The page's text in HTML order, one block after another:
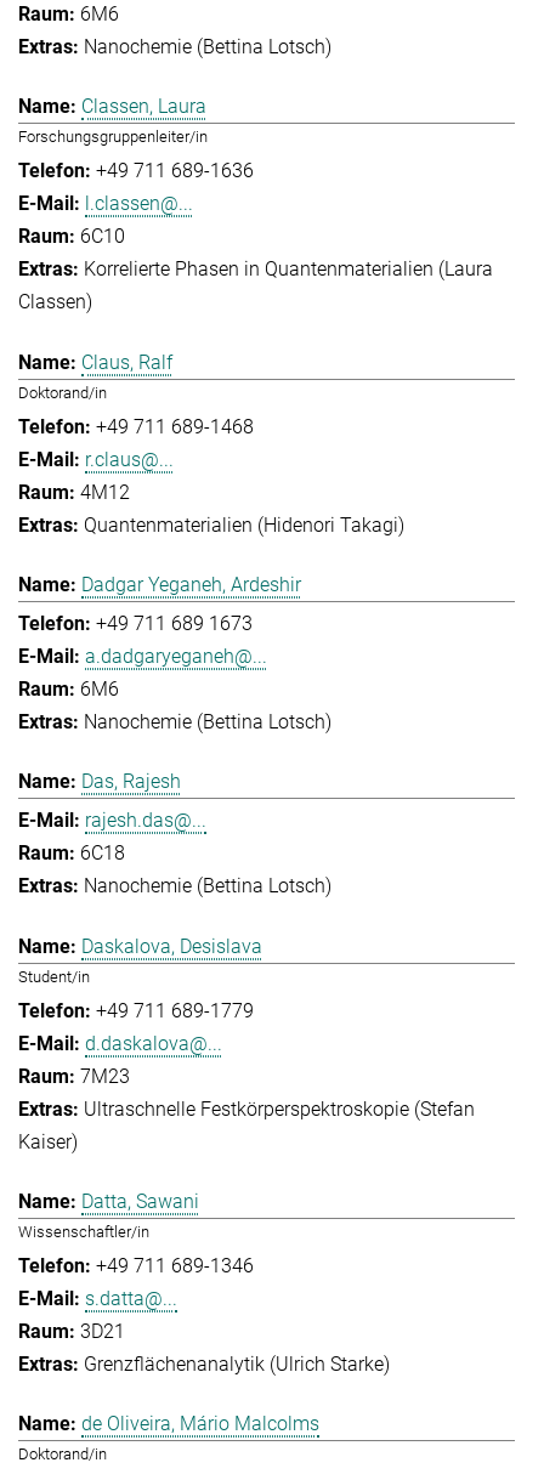
6M6
Nanochemie (Bettina Lotsch)
Classen, Laura
Forschungsgruppenleiter/in
+49 711 689-1636
l.classen@...
6C10
Korrelierte Phasen in Quantenmaterialien (Laura
Classen)
Claus, Ralf
Doktorand/in
+49 711 689-1468
r.claus@...
4M12
Quantenmaterialien (Hidenori Takagi)
Dadgar Yeganeh, Ardeshir
+49 711 689 1673
a.dadgaryeganeh@...
6M6
Nanochemie (Bettina Lotsch)
Das, Rajesh
rajesh.das@...
6C18
Nanochemie (Bettina Lotsch)
Daskalova, Desislava
Student/in
+49 711 689-1779
d.daskalova@...
7M23
Ultraschnelle Festkörperspektroskopie (Stefan
Kaiser)
Datta, Sawani
Wissenschaftler/in
+49 711 689-1346
s.datta@...
3D21
Grenzflächenanalytik (Ulrich Starke)
de Oliveira, Mário Malcolms
Doktorand/in